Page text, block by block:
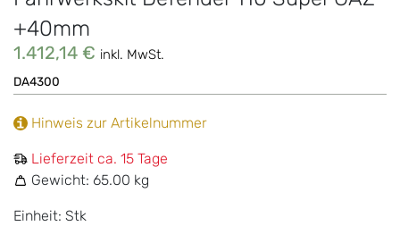
+40mm
1.412,14 € inkl. MwSt.
DA4300
Lieferzeit ca. 15 Tage
Gewicht: 65.00 kg
Einheit: Stk
Hinweis zur Artikelnummer